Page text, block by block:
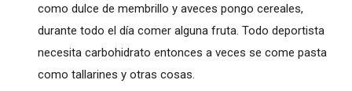
como dulce de membrillo y aveces pongo cereales,
durante todo el día comer alguna fruta. Todo deportista
necesita carbohidrato entonces a veces se come pasta
como tallarines y otras cosas.